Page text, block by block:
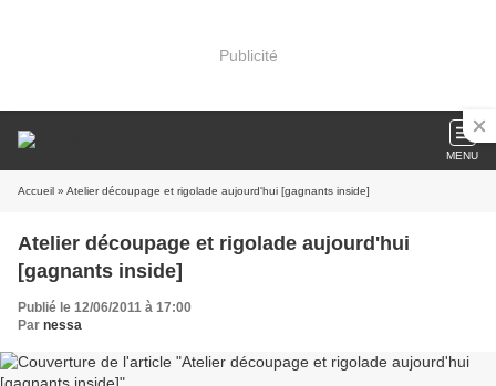
Publicité
MENU
Accueil » Atelier découpage et rigolade aujourd'hui [gagnants inside]
Atelier découpage et rigolade aujourd'hui
[gagnants inside]
Publié le 12/06/2011 à 17:00
Par nessa